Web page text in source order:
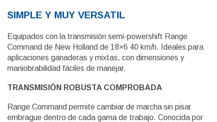
SIMPLE Y MUY VERSATIL
Equipados con la transmisión semi-powershift Range
Command de New Holland de 18×6 40 km/h. Ideales para
aplicaciones ganaderas y mixtas, con dimensiones y
maniobrabilidad fáciles de manejar.
TRANSMISIÓN ROBUSTA COMPROBADA
Range Command permite cambiar de marcha sin pisar
embrague dentro de cada gama de trabajo. Conocida por